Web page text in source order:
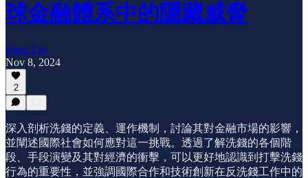
球金融體系中的隱藏威脅
Mark Lin
Nov 8, 2024
2
深入剖析洗錢的定義、運作機制，討論其對金融市場的影響，
並闡述國際社會如何應對這一挑戰。透過了解洗錢的各個階
段、手段演變及其對經濟的衝擊，可以更好地認識到打擊洗錢
行為的重要性，並強調國際合作和技術創新在反洗錢工作中的